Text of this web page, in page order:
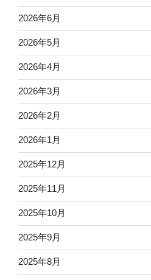
2026年6月
2026年5月
2026年4月
2026年3月
2026年2月
2026年1月
2025年12月
2025年11月
2025年10月
2025年9月
2025年8月